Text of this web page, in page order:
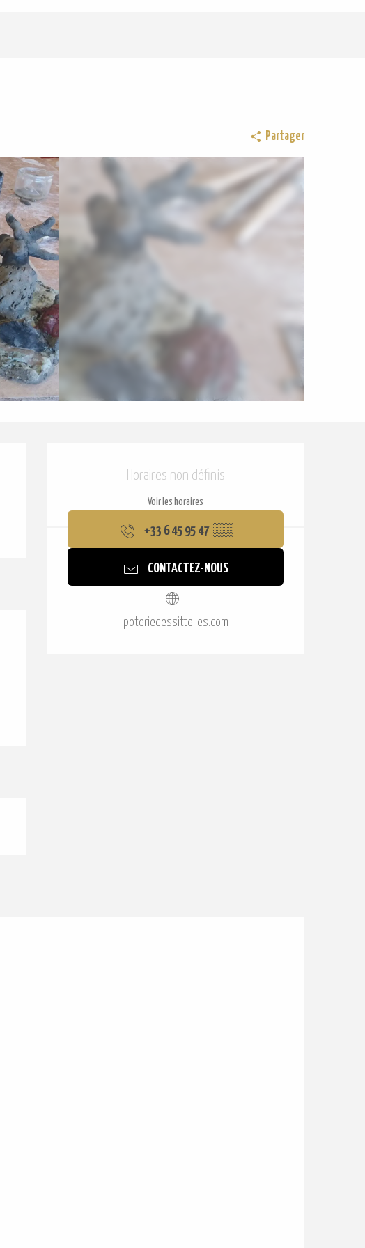
Partager
Ouverture et coordonnées
Horaires non définis
Voir les horaires
+33 6 45 95 47 ▒▒
CONTACTEZ-NOUS
poteriedessittelles.com